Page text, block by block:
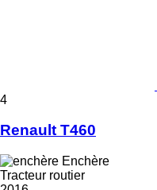
4
Renault T460
Enchère
Tracteur routier